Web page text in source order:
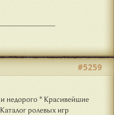
недорого * Красивейшие
ролевых игр
#5259